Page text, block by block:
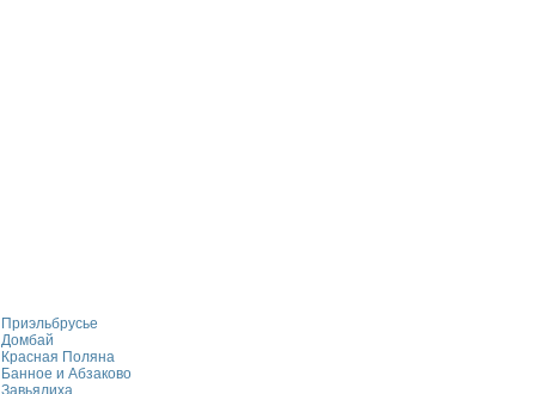
Приэльбрусье
Домбай
Красная Поляна
Банное и Абзаково
Завьялиха